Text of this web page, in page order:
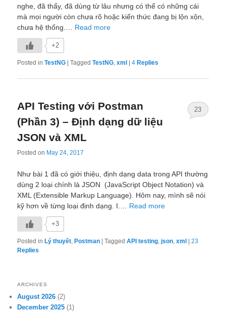
nghe, đã thấy, đã dùng từ lâu nhưng có thể có những cái
mà mọi người còn chưa rõ hoặc kiến thức đang bị lộn xộn,
chưa hệ thống.… Read more
+2
Posted in TestNG |Tagged TestNG ,xml |4 Replies
API Testing với Postman
(Phần 3) – Định dạng dữ liệu
JSON và XML
Posted on May 24, 2017
23
Như bài 1 đã có giới thiệu, định dạng data trong API thường
dùng 2 loại chính là JSON (JavaScript Object Notation) và
XML (Extensible Markup Language). Hôm nay, mình sẽ nói
kỹ hơn về từng loại định dạng. I.… Read more
+3
Posted in Lý thuyết, Postman |Tagged API testing,json,xml |23
Replies
ARCHIVES
August 2026 (2)
December 2025 (1)